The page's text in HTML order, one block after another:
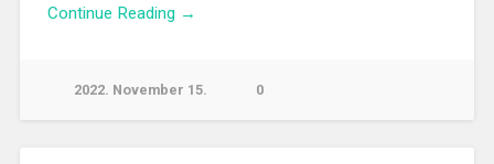
Continue Reading →
2022. November 15. 0